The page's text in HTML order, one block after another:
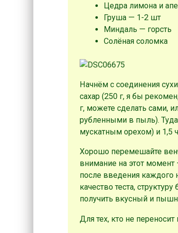
Цедра лимона и
Груша — 1-2 шт
Миндаль — горсть
Солёная соломка
Начнём с соединения
сахар (250 г, я бы
г, можете сделать сами,
рубленными в пыль).
мускатным орехом) и 1,5
Хорошо перемешайте
внимание на этот
после введения каждого
качество теста,
получить вкусный и
Для тех, кто не